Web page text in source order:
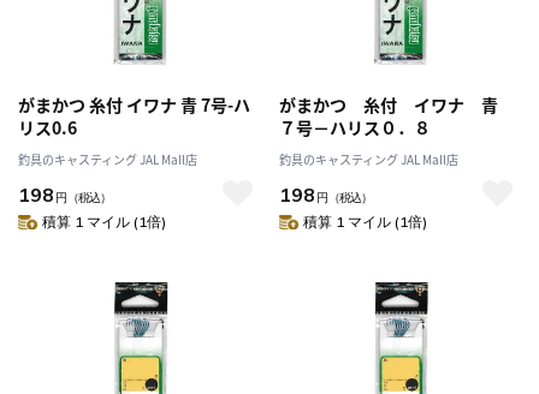
がまかつ 糸付 イワナ 青 7号-ハ
リス0.6
釣具のキャスティング JAL Mall店
198 円 （税込）
積算 1 マイル (1倍)
がまかつ 糸付 イワナ 青
７号－ハリス０．８
釣具のキャスティング JAL Mall店
198 円 （税込）
積算 1 マイル (1倍)